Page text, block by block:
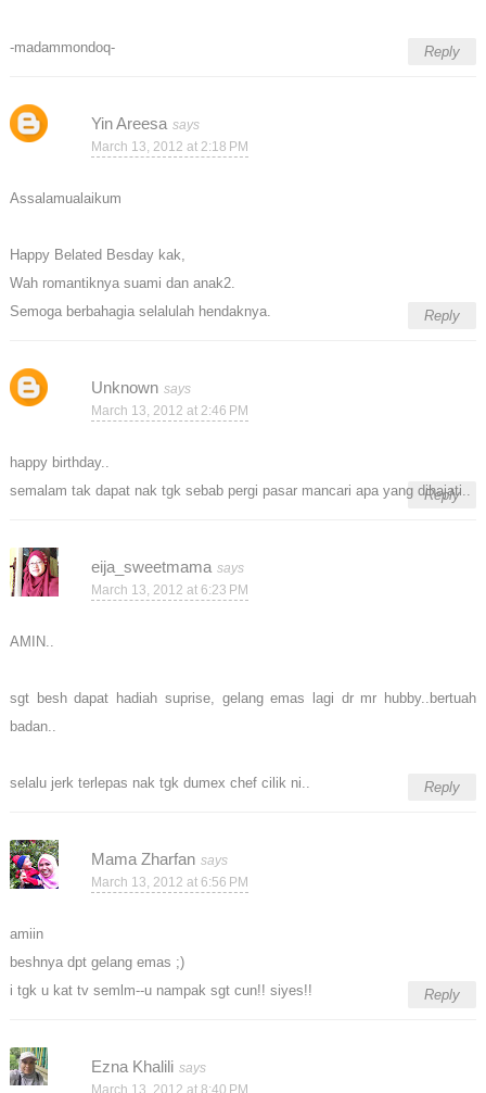
-madammondoq- Reply
Yin Areesa
March 13, 2012 at 2:18 PM
Assalamualaikum
Happy Belated Besday kak,
Wah romantiknya suami dan anak2.
Semoga berbahagia selalulah hendaknya.
Reply
Unknown
March 13, 2012 at 2:46 PM
happy birthday..
semalam tak dapat nak tgk sebab pergi pasar mancari apa yang dihajati..
Reply
eija_sweetmama
March 13, 2012 at 6:23 PM
AMIN..
sgt besh dapat hadiah suprise, gelang emas lagi dr mr hubby..bertuah
badan..
selalu jerk terlepas nak tgk dumex chef cilik ni.. Reply
Mama Zharfan
March 13, 2012 at 6:56 PM
amiin
beshnya dpt gelang emas ;)
i tgk u kat tv semlm--u nampak sgt cun!! siyes!!
Reply
Ezna Khalili
March 13, 2012 at 8:40 PM